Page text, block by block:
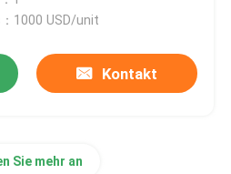
1000 USD/unit
Kontakt
Sie mehr an